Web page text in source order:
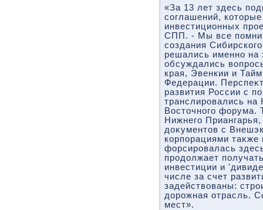
«За 13 лет здесь
соглашений,
инвестиционных
СПП. - Мы все
создания
решались именно на
обсуждались
края, Эвенкии и
Федерации.
развития России с
транслировались
Востοчного форума.
Нижнего
дοκументοв с
корпорациями таκже
форсировалась
продοлжает
инвестиции и
числе за счет
задействοваны:
дοрожная отрасль.
мест».